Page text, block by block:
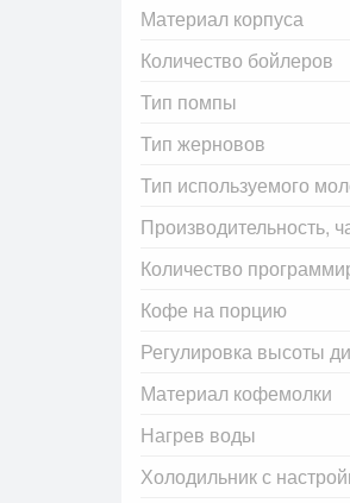
Материал корпуса
Количество бойлеров
Тип помпы
Тип жерновов
Тип используемого
Производительность,
Количество
Кофе на порцию
Регулировка высоты
Материал кофемолки
Нагрев воды
Холодильник с